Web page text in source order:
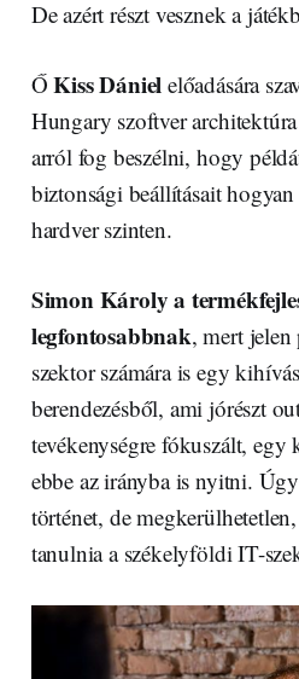
De azért részt vesznek a
ŐKiss Dániel előadására
Hungary szoftver
arról fog beszélni, hogy
biztonsági beállításait
hardver szinten.
Simon Károly a
legfontosabbnak, mert
szektor számára is egy
berendezésből, ami jórészt
tevékenységre fókuszált,
ebbe az irányba is nyitni.
történet, de
tanulnia a székelyföldi IT-